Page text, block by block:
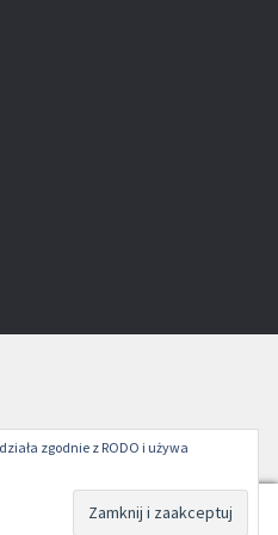
0
zgodnie z RODO i używa